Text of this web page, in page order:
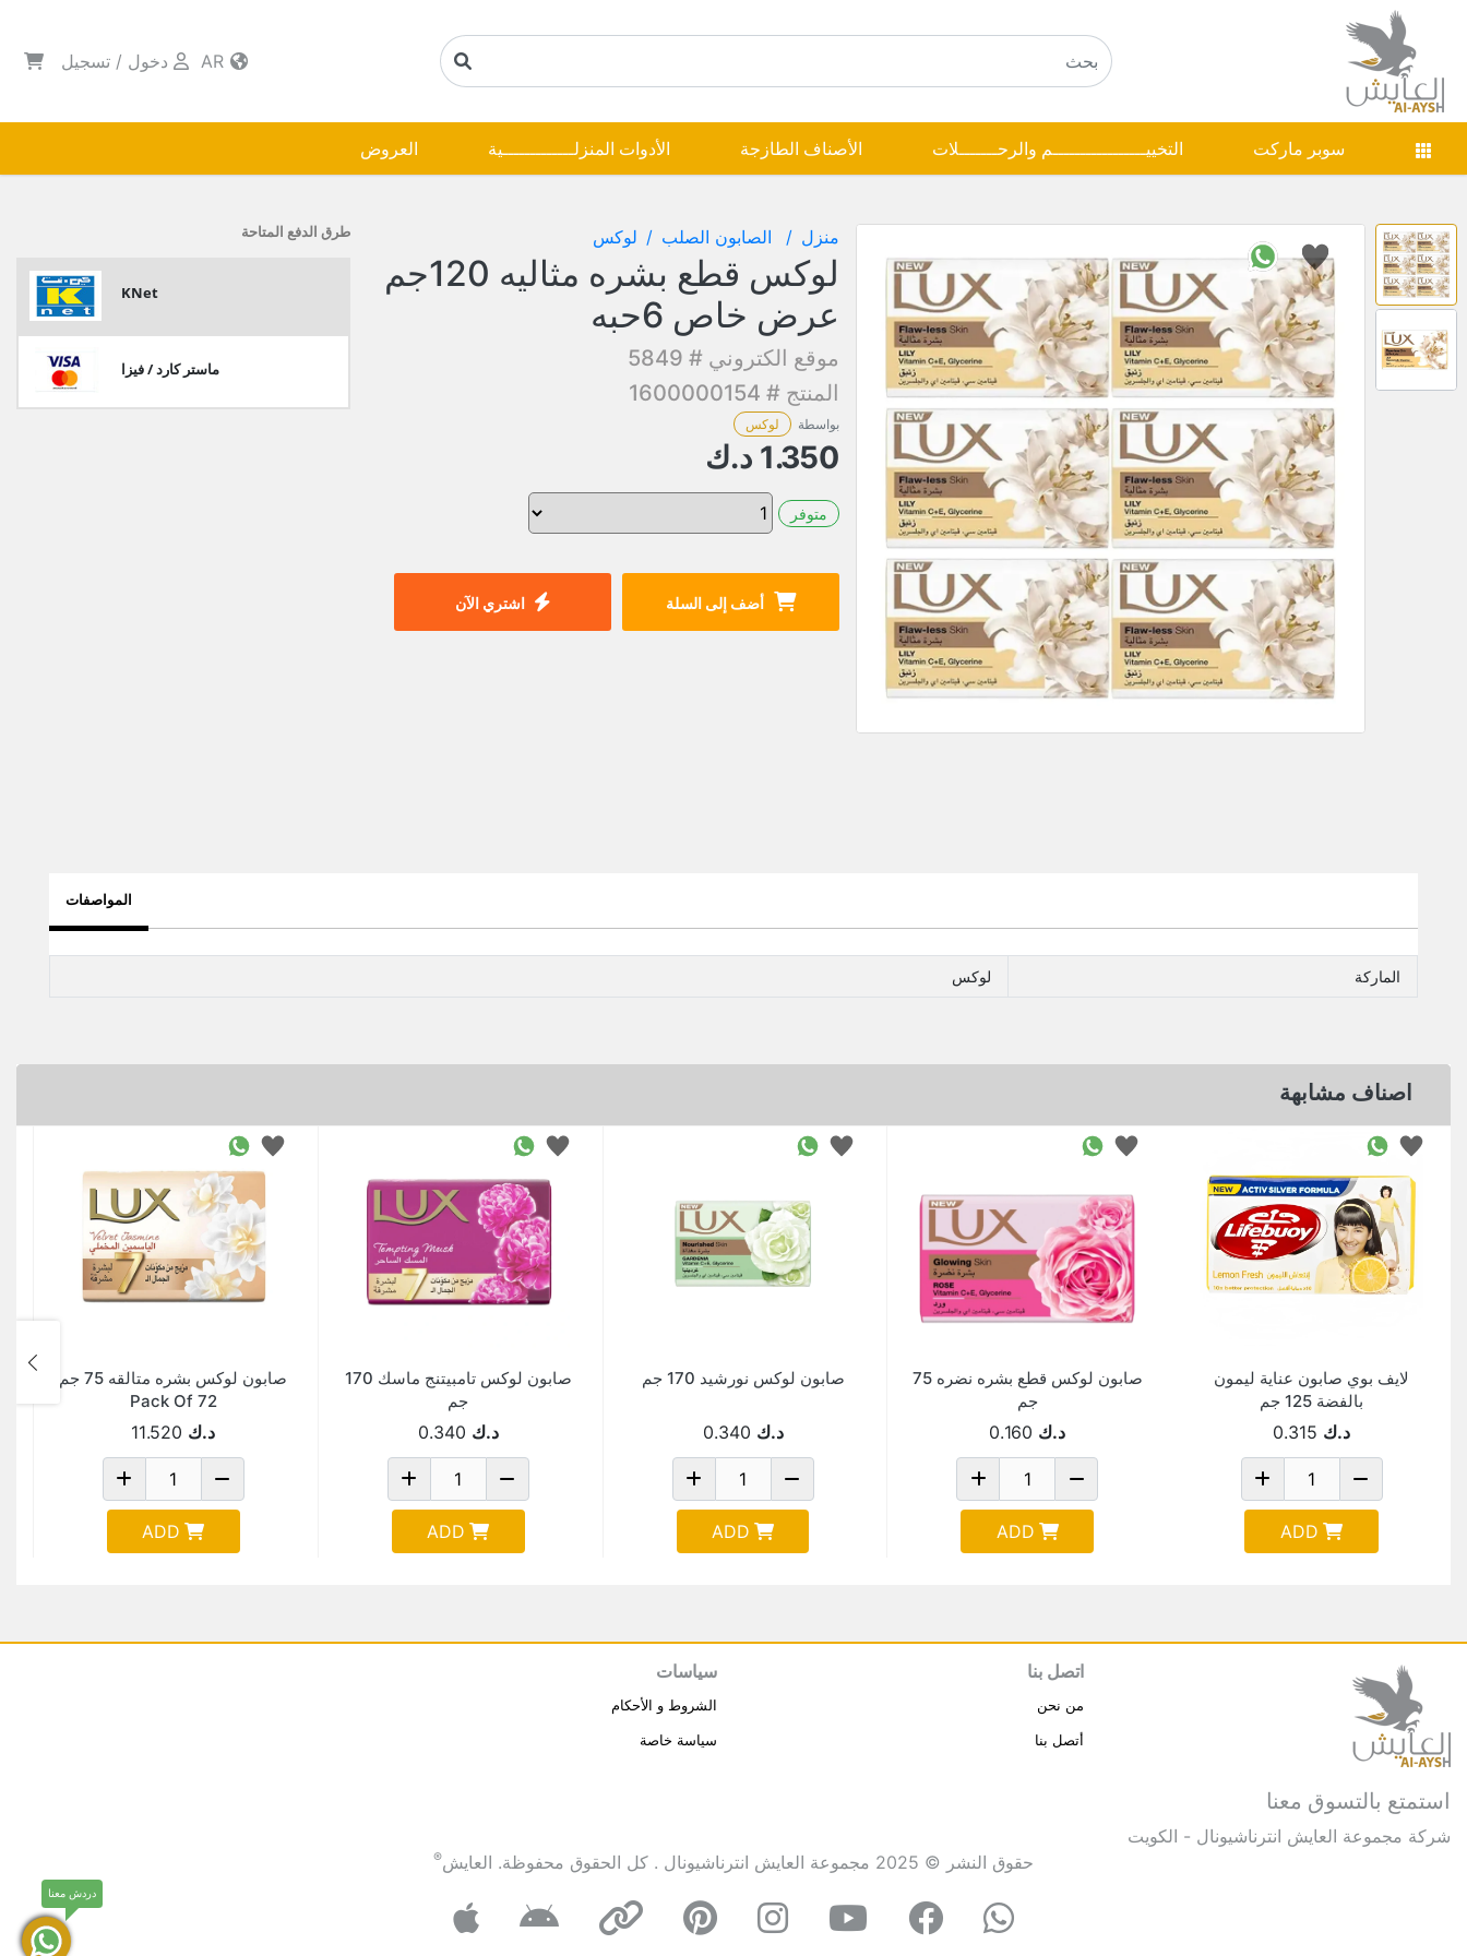
دخول / تسجيل
سوبر ماركت التخييـــــــــــــــــم والرحـــــــلات الأصناف الطازجة الأدوات المنزلـــــــــــــية العروض
منزل الصابون الصلب لوكس
لوكس قطع بشره مثاليه 120جم
عرض خاص 6حبه
موقع الكتروني # 5849
المنتج # 1600000154
بواسطة لوكس
1.350 د.ك
متوفر
أضف إلى السلة اشتري الآن
طرق الدفع المتاحة
KNet
ماستر كارد / فيزا
المواصفات
الماركة لوكس
اصناف مشابهة
لايف بوي صابون عناية ليمون
بالفضة 125 جم
د.ك 0.315
ADD
صابون لوكس قطع بشره نضره 75
جم
د.ك 0.160
ADD
صابون لوكس نورشيد 170 جم
د.ك 0.340
ADD
صابون لوكس تامبيتنج ماسك 170
جم
د.ك 0.340
ADD
صابون لوكس بشره متالقه 75 جم
Pack Of 72
د.ك 11.520
ADD
استمتع بالتسوق معنا
شركة مجموعة العايش انترناشيونال - الكويت
اتصل بنا
من نحن
أتصل بنا
سياسات
الشروط و الأحكام
سياسة خاصة
حقوق النشر © 2025 مجموعة العايش انترناشيونال . كل الحقوق محفوظة. العايش®
دردش معنا